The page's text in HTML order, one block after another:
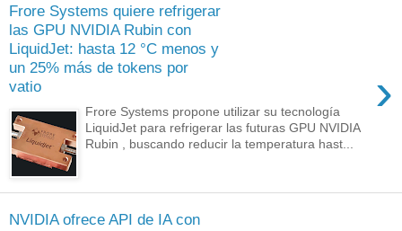
Frore Systems quiere refrigerar
las GPU NVIDIA Rubin con
LiquidJet: hasta 12 °C menos y
un 25% más de tokens por
vatio
›
Frore Systems propone utilizar su tecnología
LiquidJet para refrigerar las futuras GPU NVIDIA
Rubin , buscando reducir la temperatura hast...
NVIDIA ofrece API de IA con